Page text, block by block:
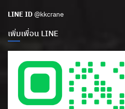
LINE ID @kkcrane
เพิ่มเพื่อน LINE